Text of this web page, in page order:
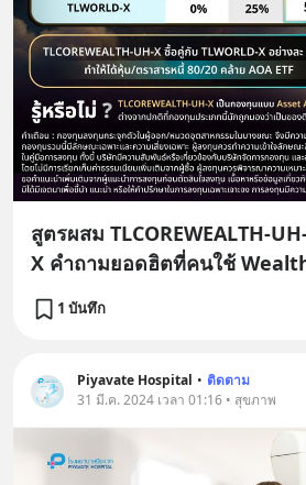
สูตรผสม TLCOREWEALTH-
X คำถามยอดฮิตที่คนใช้
1 บันทึก
Piyavate Hospital • ติดตาม
31 มี.ค. 2024 เวลา 01:16 • สุขภาพ